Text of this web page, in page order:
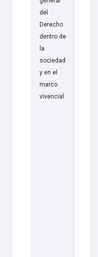
del
Derecho
dentro de
la
sociedad
y en el
marco
vivencial.